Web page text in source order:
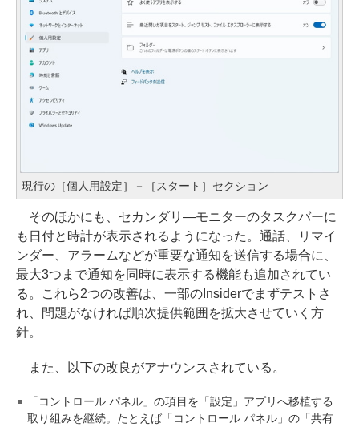
現行の［個人用設定］－［スタート］セクション
そのほかにも、セカンダリ―モニターのタスクバーに
も日付と時計が表示されるようになった。通話、リマイ
ンダー、アラームなどが重要な通知を送信する場合に、
最大3つまで通知を同時に表示する機能も追加されてい
る。これら2つの改善は、一部のInsiderでまずテストさ
れ、問題がなければ順次提供範囲を拡大させていく方
針。
また、以下の改良がアナウンスされている。
「コントロール パネル」の項目を「設定」アプリへ移植する
取り組みを継続。たとえば「コントロール パネル」の「共有